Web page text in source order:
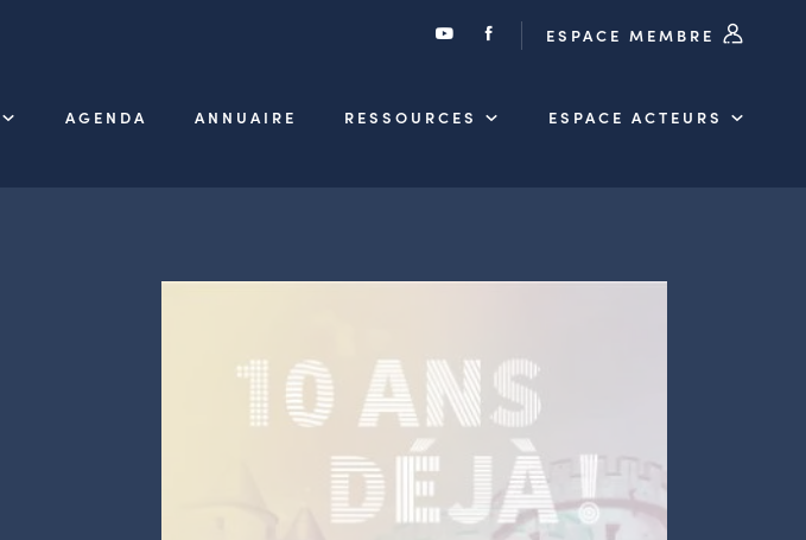
ESPACE MEMBRE
AGENDA ANNUAIRE RESSOURCES ESPACE ACTEURS